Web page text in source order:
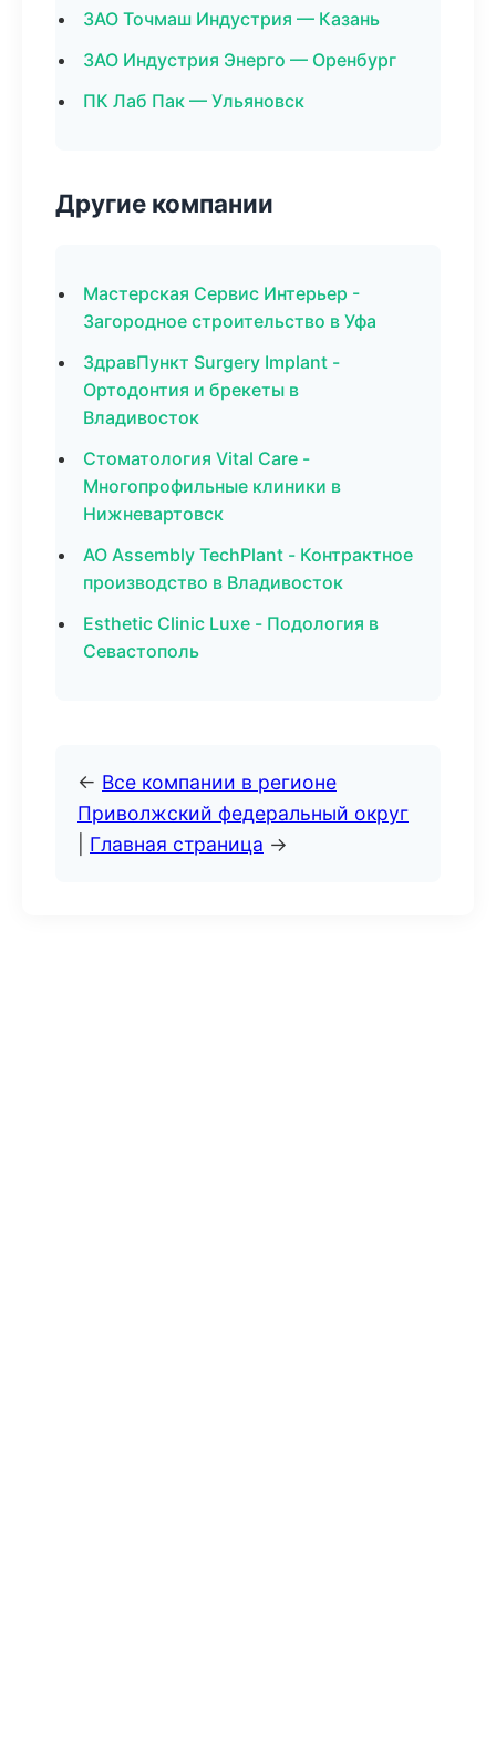
ЗАО Точмаш Индустрия — Казань
ЗАО Индустрия Энерго — Оренбург
ПК Лаб Пак — Ульяновск
Другие компании
Мастерская Сервис Интерьер -
Загородное строительство в Уфа
ЗдравПункт Surgery Implant -
Ортодонтия и брекеты в
Владивосток
Стоматология Vital Care -
Многопрофильные клиники в
Нижневартовск
АО Assembly TechPlant - Контрактное
производство в Владивосток
Esthetic Clinic Luxe - Подология в
Севастополь
← Все компании в регионе
Приволжский федеральный округ
Главная страница →